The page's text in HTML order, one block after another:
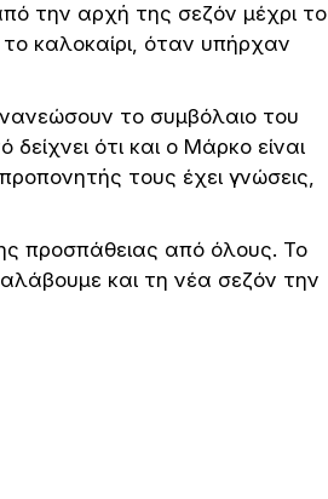
την αρχή της σεζόν μέχρι το
καλοκαίρι, όταν υπήρχαν
το συμβόλαιο του
ότι και ο Μάρκο είναι
τους έχει γνώσεις,
προσπάθειας από όλους. Το
και τη νέα σεζόν την